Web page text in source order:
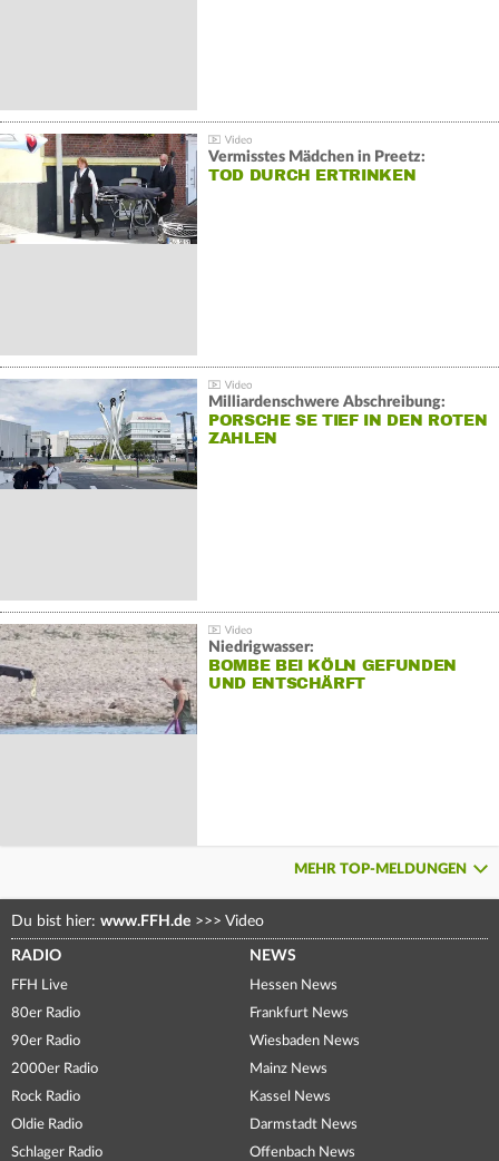
Vermisstes Mädchen in Preetz:
TOD DURCH ERTRINKEN
Milliardenschwere Abschreibung:
PORSCHE SE TIEF IN DEN ROTEN
ZAHLEN
Niedrigwasser:
BOMBE BEI KÖLN GEFUNDEN
UND ENTSCHÄRFT
MEHR TOP-MELDUNGEN
Du bist hier: www.FFH.de >>> Video
RADIO
FFH Live
80er Radio
90er Radio
2000er Radio
Rock Radio
Oldie Radio
Schlager Radio
NEWS
Hessen News
Frankfurt News
Wiesbaden News
Mainz News
Kassel News
Darmstadt News
Offenbach News